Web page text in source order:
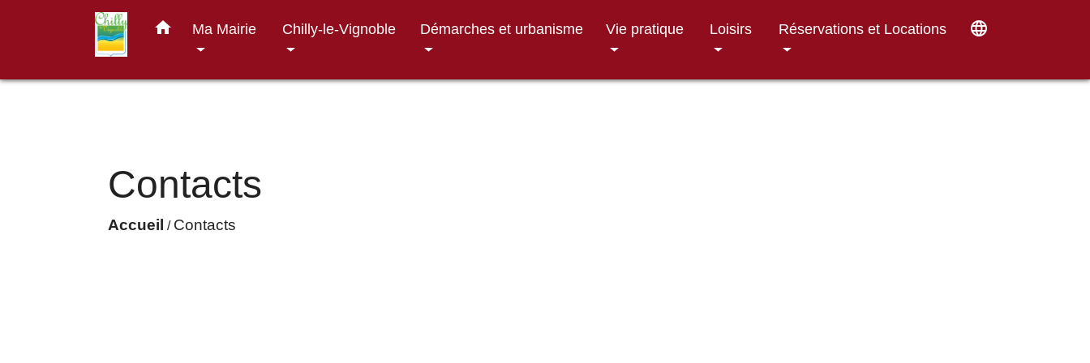
home Ma Mairie Chilly-le-Vignoble Démarches et urbanisme Vie pratique Loisirs Réservations et Locations language
Contacts
Accueil / Contacts